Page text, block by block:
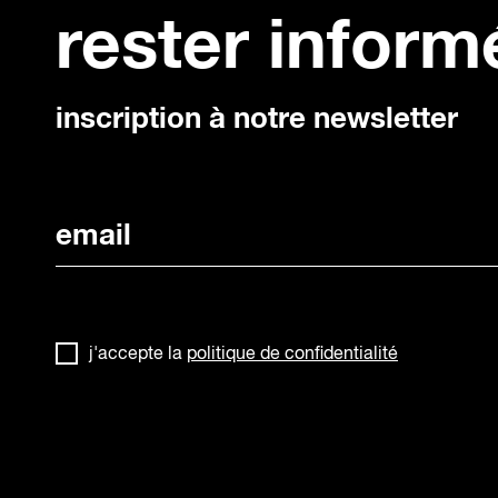
publics : artistes-auteur·rices
(plasticien·nes, graphistes,
rester
inscription à notre newsletter
j'accepte la politique de confidentialité